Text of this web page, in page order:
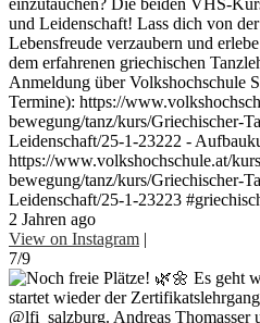
einzutauchen? Die beiden VHS-
und Leidenschaft! Lass dich von
Lebensfreude verzaubern und
dem erfahrenen griechischen
Anmeldung über Volkshochschule
Termine): https://
bewegung/tanz/kurs/Griechischer-
Leidenschaft/25-1-23222 -
https://www.volkshochschule.at/
bewegung/tanz/kurs/Griechischer-
Leidenschaft/25-1-23223
2 Jahren ago
View on Instagram |
7/9